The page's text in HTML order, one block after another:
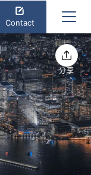
Contact
分享